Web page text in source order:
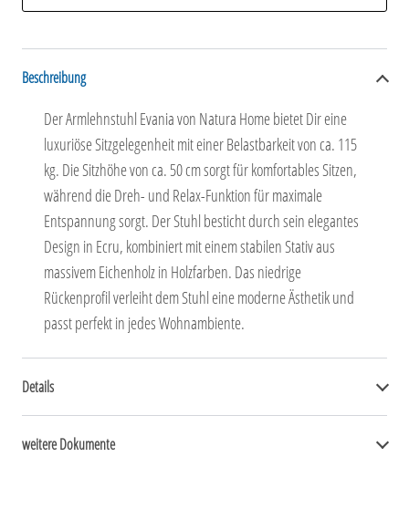
Beschreibung
Der Armlehnstuhl Evania von Natura Home bietet Dir eine
luxuriöse Sitzgelegenheit mit einer Belastbarkeit von ca. 115
kg. Die Sitzhöhe von ca. 50 cm sorgt für komfortables Sitzen,
während die Dreh- und Relax-Funktion für maximale
Entspannung sorgt. Der Stuhl besticht durch sein elegantes
Design in Ecru, kombiniert mit einem stabilen Stativ aus
massivem Eichenholz in Holzfarben. Das niedrige
Rückenprofil verleiht dem Stuhl eine moderne Ästhetik und
passt perfekt in jedes Wohnambiente.
Details
weitere Dokumente